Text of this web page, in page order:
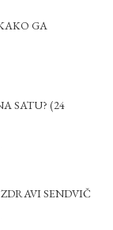
GA
SATU? (24
SENDVIČ